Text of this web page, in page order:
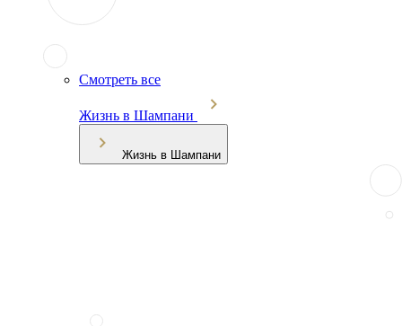
Смотреть все
Жизнь в Шампани
Жизнь в Шампани